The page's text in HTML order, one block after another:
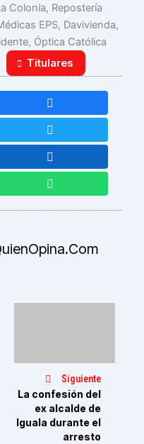
Titulares
Siguiente
La confesión del
ex alcalde de
Iguala durante el
arresto